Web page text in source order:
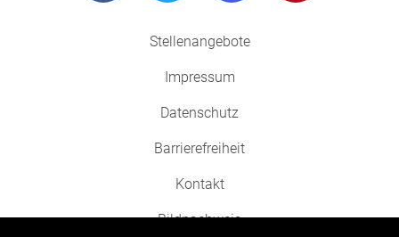
Stellenangebote
Impressum
Datenschutz
Barrierefreiheit
Kontakt
Bildnachweis